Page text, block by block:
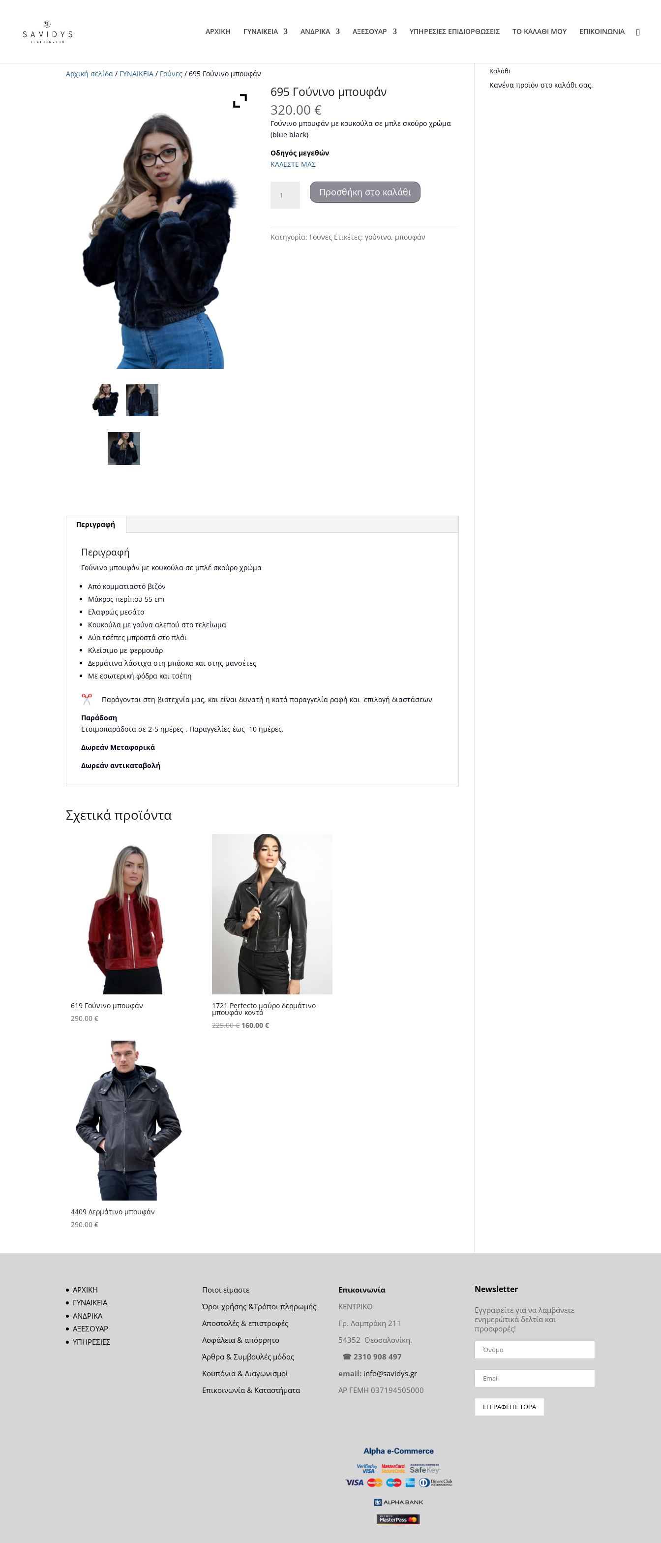
ΑΡΧΙΚΗ ΓΥΝΑΙΚΕΙΑ ΑΝΔΡΙΚΑ ΑΞΕΣΟΥΑΡ ΥΠΗΡΕΣΙΕΣ ΕΠΙΔΙΟΡΘΩΣΕΙΣ ΤΟ ΚΑΛΑΘΙ ΜΟΥ EΠΙΚΟΙΝΩΝΙΑ
Αρχική σελίδα / ΓΥΝΑΙΚΕΙΑ / Γούνες / 695 Γούνινο μπουφάν
695 Γούνινο μπουφάν
320.00 €
Γούνινο μπουφάν με κουκούλα σε μπλε σκούρο χρώμα
(blue black)
Οδηγός μεγεθών
ΚΑΛΕΣΤΕ ΜΑΣ
Γούνινο
Προσθήκη στο καλάθι
Κατηγορία: Γούνες Ετικέτες: γούνινο, μπουφάν
Περιγραφή
Περιγραφή
Γούνινο μπουφάν με κουκούλα σε μπλέ σκούρο χρώμα
Από κομματιαστό βιζόν
Μάκρος περίπου 55 cm
Ελαφρώς μεσάτο
Κουκούλα με γούνα αλεπού στο τελείωμα
Δύο τσέπες μπροστά στο πλάι
Κλείσιμο με φερμουάρ
Δερμάτινα λάστιχα στη μπάσκα και στης μανσέτες
Με εσωτερική φόδρα και τσέπη
Παράγονται στη βιοτεχνία μας, και είναι δυνατή η κατά παραγγελία ραφή και επιλογή διαστάσεων
Παράδοση
Ετοιμοπαράδοτα σε 2-5 ημέρες . Παραγγελίες έως 10 ημέρες.
Δωρεάν Μεταφορικά
Δωρεάν αντικαταβολή
Σχετικά προϊόντα
619 Γούνινο μπουφάν
290.00€
1721 Perfecto μαύρο δερμάτινο
μπουφάν κοντό
225.00€ Original
160.00€Η
4409 Δερμάτινο μπουφάν
290.00€
Καλάθι
Κανένα προϊόν στο καλάθι σας.
ΑΡΧΙΚΗ
ΓΥΝΑΙΚΕΙΑ
ΑΝΔΡΙΚΑ
ΑΞΕΣΟΥΑΡ
ΥΠΗΡΕΣΙΕΣ
Ποιοι είμαστε
Όροι χρήσης &Τρόποι πληρωμής
Αποστολές & επιστροφές
Ασφάλεια & απόρρητο
Άρθρα & Συμβουλές μόδας
Κουπόνια & Διαγωνισμοί
Επικοινωνία & Καταστήματα
Επικοινωνία
ΚΕΝΤΡΙΚΟ
Γρ. Λαμπράκη 211
54352 Θεσσαλονίκη.
☎ 2310 908 497
email: info@savidys.gr
ΑΡ ΓΕΜΗ 037194505000
Newsletter
Εγγραφείτε για να λαμβάνετε
ενημερώτικά δελτία και
προσφορές!